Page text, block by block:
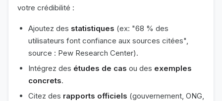
votre crédibilité :
Ajoutez des statistiques (ex: "68 % des
utilisateurs font confiance aux sources citées",
source : Pew Research Center).
Intégrez des études de cas ou des exemples
concrets.
Citez des rapports officiels (gouvernement, ONG,